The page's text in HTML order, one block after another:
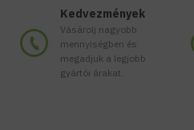
Kedvezmények
Vásárolj nagyobb
mennyiségben és
megadjuk a legjobb
gyártói árakat.